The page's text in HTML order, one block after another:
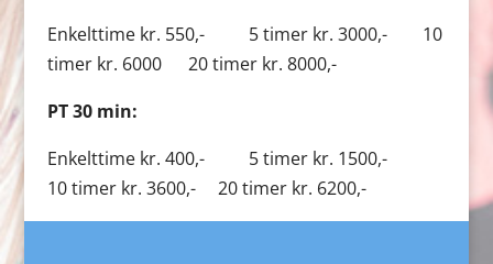
Enkelttime kr. 550,- 5 timer kr. 3000,- 10
timer kr. 6000 20 timer kr. 8000,-
PT 30 min:
Enkelttime kr. 400,- 5 timer kr. 1500,-
10 timer kr. 3600,- 20 timer kr. 6200,-